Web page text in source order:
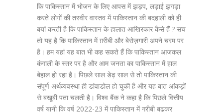
कि पाकिस्तान में भोजन के लिए आपस में झड़प, लड़ाई झगड़ा
करते लोगों की तस्वीर वास्तव में पाकिस्तान की बदहाली को ही
बयां करती है कि पाकिस्तान के हालात आखिरकार कैसे हैं ? सच
तो यह है कि पाकिस्तान में ग़रीबी और बेरोज़गारी अपने चरम पर
है। हम यहां यह बात भी कह सकते हैं कि पाकिस्तान आजकल
कंगाली के स्तर पर है और आम जनता का पाकिस्तान में हाल
बेहाल हो रहा है। पिछले साल डेढ़ साल से तो पाकिस्तान की
संपूर्ण अर्थव्यवस्था ही डांवाडोल हो चुकी है और यह बात आंकड़ों
से बखूबी पता चलती है। विश्व बैंक ने कहा है कि पिछले वित्तीय
वर्ष यानी कि वर्ष 2022-23 में पाकिस्तान में गरीबी बढ़कर